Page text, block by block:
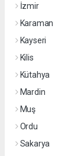
İzmir
Karaman
Kayseri
Kilis
Kütahya
Mardin
Muş
Ordu
Sakarya